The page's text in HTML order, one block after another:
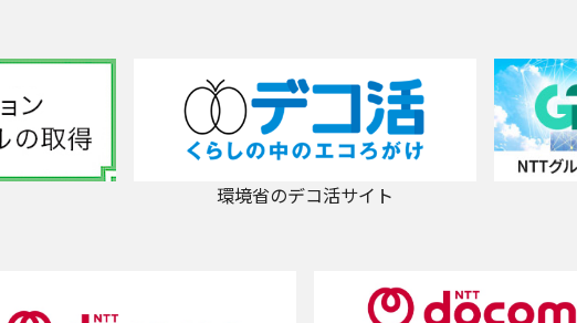
環境省のデコ活サイト